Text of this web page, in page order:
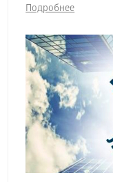
Подробнее